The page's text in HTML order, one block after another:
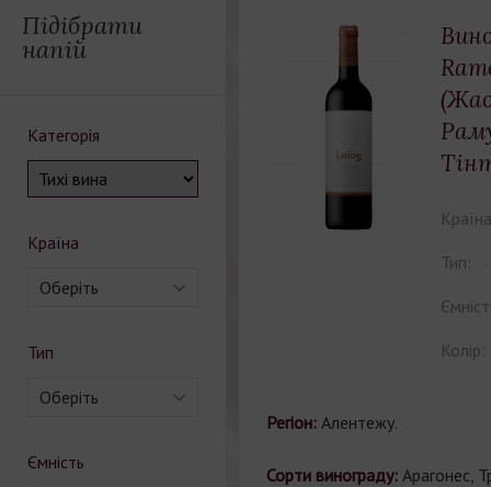
Підібрати
напій
Категорія
Країна
Оберіть
Тип
Оберіть
Ємність
Тип:
Колір:
Регіон: Алентежу.
Сорти винограду: Арагонес,